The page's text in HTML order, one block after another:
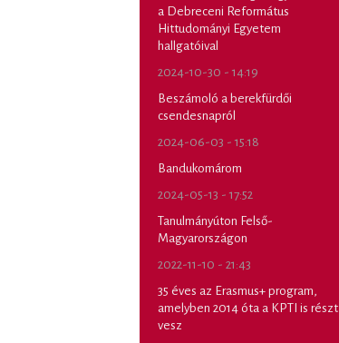
a Debreceni Református
Hittudományi Egyetem
hallgatóival
2024-10-30 - 14:19
Beszámoló a berekfürdői
csendesnapról
2024-06-03 - 15:18
Bandukomárom
2024-05-13 - 17:52
Tanulmányúton Felső-
Magyarországon
2022-11-10 - 21:43
35 éves az Erasmus+ program,
amelyben 2014 óta a KPTI is részt
vesz